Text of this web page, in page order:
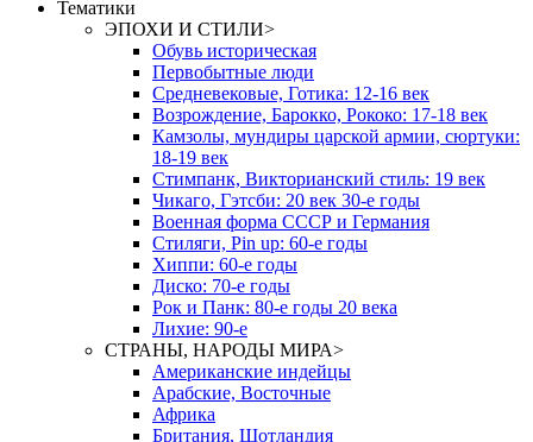
Тематики
ЭПОХИ И СТИЛИ>
Обувь историческая
Первобытные люди
Средневековые, Готика: 12-16 век
Возрождение, Барокко, Рококо: 17-18 век
Камзолы, мундиры царской армии, сюртуки:
18-19 век
Стимпанк, Викторианский стиль: 19 век
Чикаго, Гэтсби: 20 век 30-е годы
Военная форма СССР и Германия
Стиляги, Pin up: 60-е годы
Хиппи: 60-е годы
Диско: 70-е годы
Рок и Панк: 80-е годы 20 века
Лихие: 90-е
СТРАНЫ, НАРОДЫ МИРА>
Американские индейцы
Арабские, Восточные
Африка
Британия, Шотландия